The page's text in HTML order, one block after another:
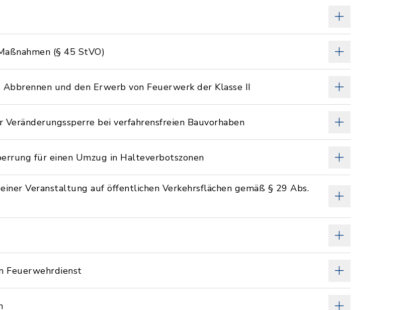
(§ 45 StVO)
und den Erwerb von Feuerwerk der Klasse II
bei verfahrensfreien Bauvorhaben
für einen Umzug in Halteverbotszonen
Veranstaltung auf öffentlichen Verkehrsflächen gemäß § 29 Abs.
Feuerwehrdienst